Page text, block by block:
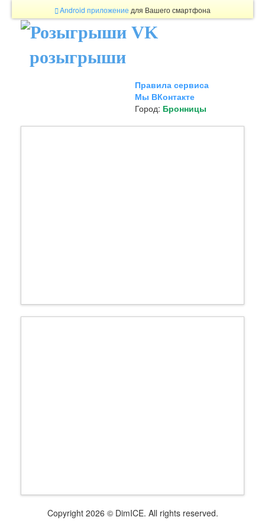
Android приложение для Вашего смартфона
розыгрыши
Правила сервиса
Мы ВКонтакте
Город: Бронницы
Copyright 2026 © DimICE. All rights reserved.